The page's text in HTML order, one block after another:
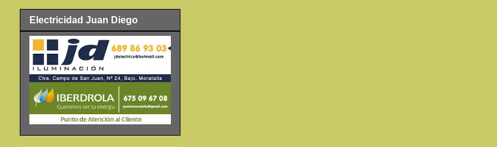
Electricidad Juan Diego